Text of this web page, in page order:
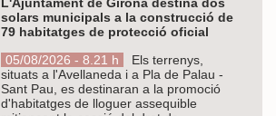
solars municipals a la construcció de
79 habitatges de protecció oficial
05/08/2026 - 8.21 h
Els terrenys,
situats a l'Avellaneda i a Pla de Palau -
Sant Pau, es destinaran a la promoció
d'habitatges de lloguer assequible